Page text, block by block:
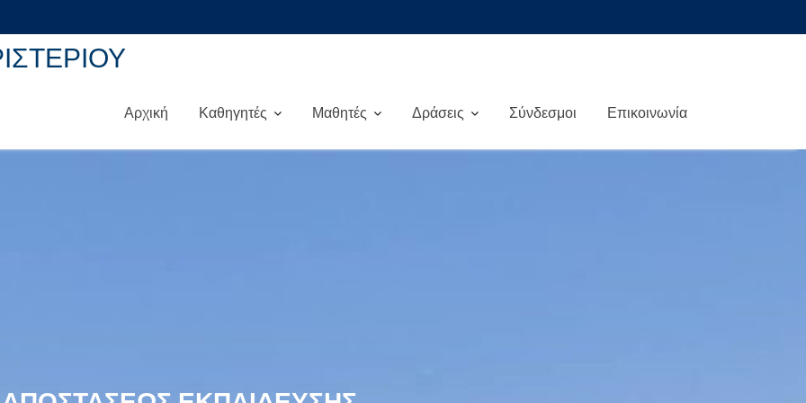
Αρχική Καθηγητές Μαθητές Δράσεις Σύνδεσμοι Επικοινωνία